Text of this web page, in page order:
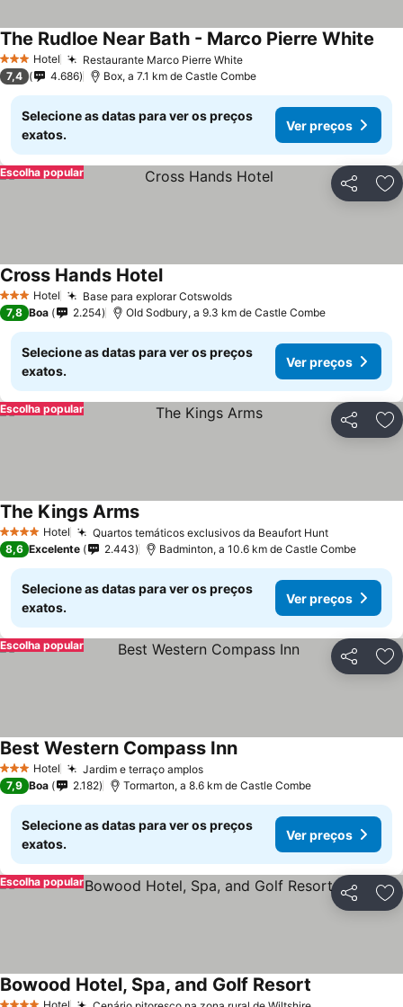
3 EstrelasHotel Restaurante Marco Pierre White
The Rudloe Near Bath - Marco Pierre White
7,4 4.686 Box, a 7.1 km de Castle Combe
Selecione as datas para ver os preços
exatos.
Ver preços
Partilhar
Escolha popular
3 EstrelasHotel Base para explorar Cotswolds
Cross Hands Hotel
7,8 Boa 2.254 Old Sodbury, a 9.3 km de Castle Combe
Selecione as datas para ver os preços
exatos.
Ver preços
Partilhar
Escolha popular
4 EstrelasHotel Quartos temáticos exclusivos da Beaufort Hunt
The Kings Arms
8,6 Excelente 2.443 Badminton, a 10.6 km de Castle Combe
Selecione as datas para ver os preços
exatos.
Ver preços
Partilhar
Escolha popular
3 EstrelasHotel Jardim e terraço amplos
Best Western Compass Inn
7,9 Boa 2.182 Tormarton, a 8.6 km de Castle Combe
Selecione as datas para ver os preços
exatos.
Ver preços
Partilhar
Escolha popular
Hotel
Bowood Hotel, Spa, and Golf Resort